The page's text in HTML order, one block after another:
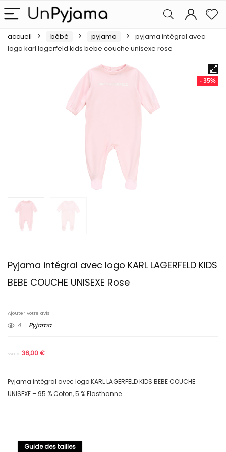
accueil bébé pyjama
pyjama intégral avec
logo karl lagerfeld kids bebe couche unisexe rose
- 35%
Pyjama intégral avec logo KARL LAGERFELD KIDS
BEBE COUCHE UNISEXE Rose
Ajouter votre avis
4 Pyjama
55,00€ 36,00€
Pyjama intégral avec logo KARL LAGERFELD KIDS BEBE COUCHE
UNISEXE – 95 % Coton, 5 % Elasthanne
Guide des tailles